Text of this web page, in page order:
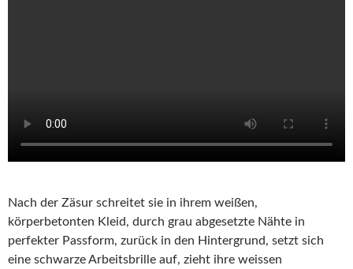
Nach der Zäsur schreitet sie in ihrem weißen,
körperbetonten Kleid, durch grau abgesetzte Nähte in
perfekter Passform, zurück in den Hintergrund, setzt sich
eine schwarze Arbeitsbrille auf, zieht ihre weissen